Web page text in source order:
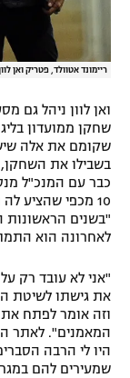
ריימונד אטוולד, פטריק ואן
ואן לוון ניהל גם
שחקן ממועדון
שקומם את אלה
בשבילו את השחקן,
כבר עם המנכ"ל
10 מכפי שהציע
"בשנים הראשונות
לאחרונה הוא
"אני לא עובד רק
את גישתו לשיטת
וזה אומר לפתח
המאמנים". לאתר
היו לי הרבה
שמעירים להם